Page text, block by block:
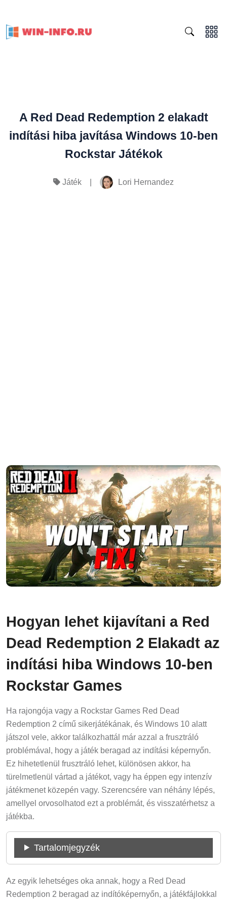
A Red Dead Redemption 2 elakadt
indítási hiba javítása Windows 10-ben
Rockstar Játékok
Játék Lori Hernandez
Hogyan lehet kijavítani a Red
Dead Redemption 2 Elakadt az
indítási hiba Windows 10-ben
Rockstar Games
Ha rajongója vagy a Rockstar Games Red Dead
Redemption 2 című sikerjátékának, és Windows 10 alatt
játszol vele, akkor találkozhattál már azzal a frusztráló
problémával, hogy a játék beragad az indítási képernyőn.
Ez hihetetlenül frusztráló lehet, különösen akkor, ha
türelmetlenül vártad a játékot, vagy ha éppen egy intenzív
játékmenet közepén vagy. Szerencsére van néhány lépés,
amellyel orvosolhatod ezt a problémát, és visszatérhetsz a
játékba.
Tartalomjegyzék
Az egyik lehetséges oka annak, hogy a Red Dead
Redemption 2 beragad az indítóképernyőn, a játékfájlokkal